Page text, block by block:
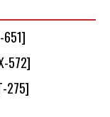
651]
572]
275]